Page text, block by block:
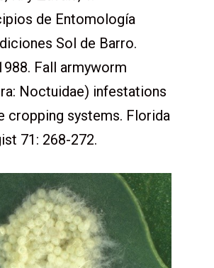
de Entomología
Sol de Barro.
Fall armyworm
Noctuidae) infestations
cropping systems. Florida
71: 268-272.